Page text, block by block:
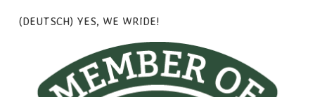
(DEUTSCH) YES, WE WRIDE!